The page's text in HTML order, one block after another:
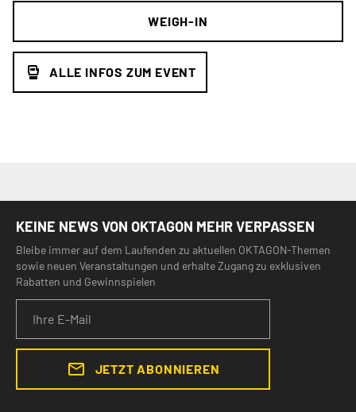
WEIGH-IN
ALLE INFOS ZUM EVENT
KEINE NEWS VON OKTAGON MEHR VERPASSEN
Bleibe immer auf dem Laufenden zu aktuellen OKTAGON-Themen
sowie neuen Veranstaltungen und erhalte Zugang zu exklusiven
Rabatten und Gewinnspielen
JETZT ABONNIEREN